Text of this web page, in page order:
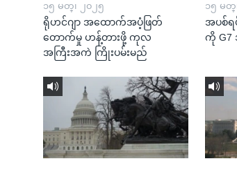
၁၅ မတ္၊ ၂၀၂၅
ရိုဟင်ဂျာ အထောက်အပံ့ဖြတ်
တောက်မှု ဟန့်တားဖို့ ကုလ
အကြီးအကဲ ကြိုးပမ်းမည်
၁၅ မတ္
အပစ်ရ
ကို